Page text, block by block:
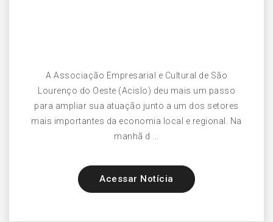
A Associação Empresarial e Cultural de São
Lourenço do Oeste (Acislo) deu mais um passo
para ampliar sua atuação junto a um dos setores
mais importantes da economia local e regional. Na
manhã d ...
Acessar Notícia